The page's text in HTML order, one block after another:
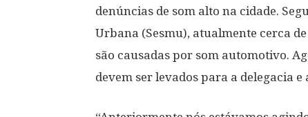
denúncias de som alto na cidade.
Urbana (Sesmu), atualmente cerca
são causadas por som automotivo.
devem ser levados para a delegacia